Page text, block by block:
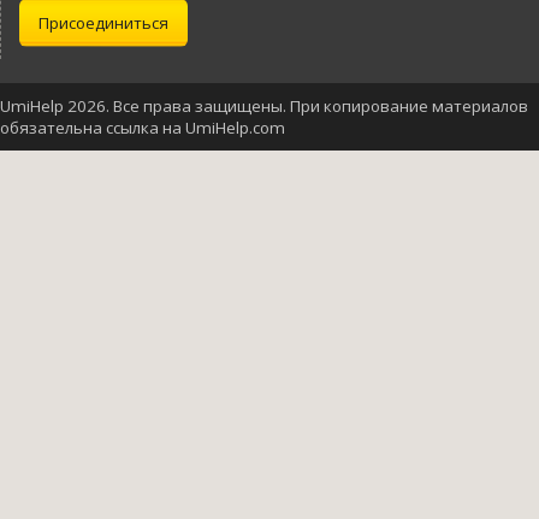
Присоединиться
UmiHelp 2026. Все права защищены. При копирование материалов
обязательна ссылка на UmiHelp.com